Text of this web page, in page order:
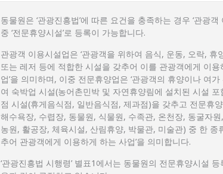
동물원은 ‘관광진흥법’에 따른 요건을 충족하는 경우 ‘관광객
중 ‘전문휴양시설’로 등록이 가능합니다.
관광객 이용시설업은 ‘관광객을 위하여 음식, 운동, 오락, 휴
또는 레저 등에 적합한 시설을 갖추어 이를 관광객에게 이용
업’을 의미하며, 이중 전문휴양업은 ‘관광객의 휴양이나 여
여 숙박업 시설(농어촌민박 및 자연휴양림에 설치된 시설 포
점 시설(휴게음식점, 일반음식점, 제과점)을 갖추고 전문휴
해수욕장, 수렵장, 동물원, 식물원, 수족관, 온천장, 동굴자
농원, 활공장, 체육시설, 산림휴양, 박물관, 미술관) 중 한 종
추어 관광객에게 이용하게 하는 사업’을 의미합니다.
‘관광진흥법 시행령’ 별표1에서는 동물원의 전문휴양시설